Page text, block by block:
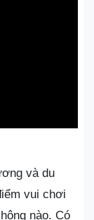
và du
vui chơi
nào. Có